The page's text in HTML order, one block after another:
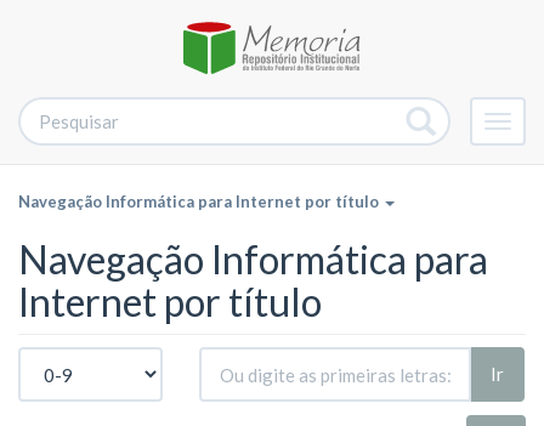
Navegação Informática para Internet por título
Navegação Informática para
Internet por título
Ir